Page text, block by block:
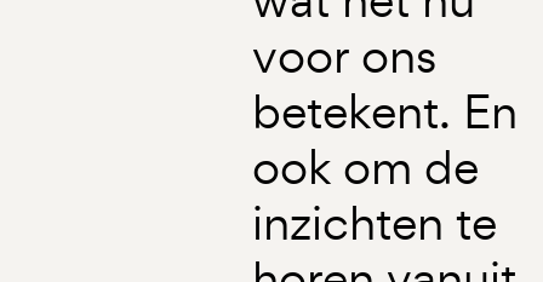
voor ons
betekent. En
ook om de
inzichten te